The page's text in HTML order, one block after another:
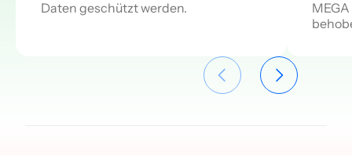
Daten geschützt werden.